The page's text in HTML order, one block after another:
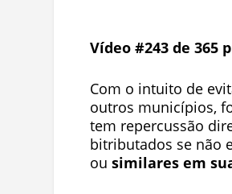
Vídeo #243 de 365
Com o intuito de
outros municípios,
tem repercussão
bitributados se não
ou similares em